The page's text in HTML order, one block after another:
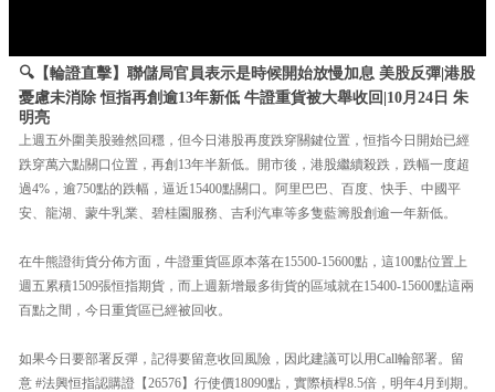
🔍【輪證直擊】聯儲局官員表示是時候開始放慢加息 美股反彈|港股
憂慮未消除 恒指再創逾13年新低 牛證重貨被大舉收回|10月24日 朱
明亮
上週五外圍美股雖然回穩，但今日港股再度跌穿關鍵位置，恒指今日開始已經
跌穿萬六點關口位置，再創13年半新低。開市後，港股繼續殺跌，跌幅一度超
過4%，逾750點的跌幅，逼近15400點關口。阿里巴巴、百度、快手、中國平
安、龍湖、蒙牛乳業、碧桂園服務、吉利汽車等多隻藍籌股創逾一年新低。
在牛熊證街貨分佈方面，牛證重貨區原本落在15500-15600點，這100點位置上
週五累積1509張恒指期貨，而上週新增最多街貨的區域就在15400-15600點這兩
百點之間，今日重貨區已經被回收。
如果今日要部署反彈，記得要留意收回風險，因此建議可以用Call輪部署。留
意 #法興恒指認購證【26576】行使價18090點，實際槓桿8.5倍，明年4月到期。